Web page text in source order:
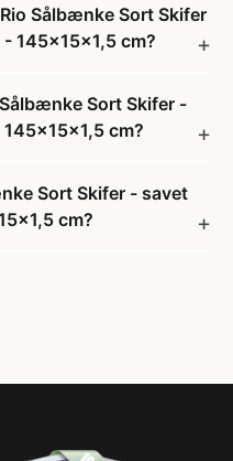
Sålbænke Sort Skifer
145x15x1,5 cm?
Sort Skifer -
cm?
Sort Skifer - savet
cm?